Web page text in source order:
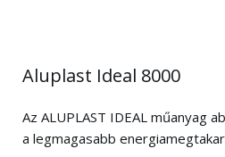
Aluplast Ideal 8000
Az ALUPLAST IDEAL műanyag
a legmagasabb